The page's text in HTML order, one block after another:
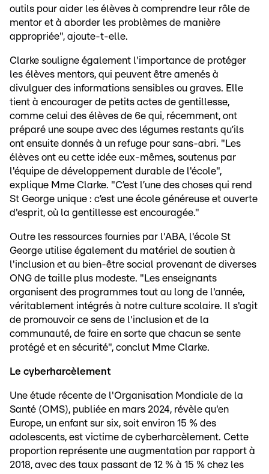
outils pour aider les élèves à comprendre leur rôle de
mentor et à aborder les problèmes de manière
appropriée", ajoute-t-elle.
Clarke souligne également l'importance de protéger
les élèves mentors, qui peuvent être amenés à
divulguer des informations sensibles ou graves. Elle
tient à encourager de petits actes de gentillesse,
comme celui des élèves de 6e qui, récemment, ont
préparé une soupe avec des légumes restants qu’ils
ont ensuite donnés à un refuge pour sans-abri. "Les
élèves ont eu cette idée eux-mêmes, soutenus par
l'équipe de développement durable de l'école",
explique Mme Clarke. "C’est l’une des choses qui rend
St George unique : c’est une école généreuse et ouverte
d'esprit, où la gentillesse est encouragée."
Outre les ressources fournies par l'ABA, l'école St
George utilise également du matériel de soutien à
l'inclusion et au bien-être social provenant de diverses
ONG de taille plus modeste. "Les enseignants
organisent des programmes tout au long de l'année,
véritablement intégrés à notre culture scolaire. Il s'agit
de promouvoir ce sens de l'inclusion et de la
communauté, de faire en sorte que chacun se sente
protégé et en sécurité", conclut Mme Clarke.
Le cyberharcèlement
Une étude récente de l'Organisation Mondiale de la
Santé (OMS), publiée en mars 2024, révèle qu'en
Europe, un enfant sur six, soit environ 15 % des
adolescents, est victime de cyberharcèlement. Cette
proportion représente une augmentation par rapport à
2018, avec des taux passant de 12 % à 15 % chez les